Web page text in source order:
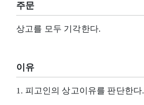
주문
상고를 모두 기각한다.
이유
1. 피고인의 상고이유를 판단한다.